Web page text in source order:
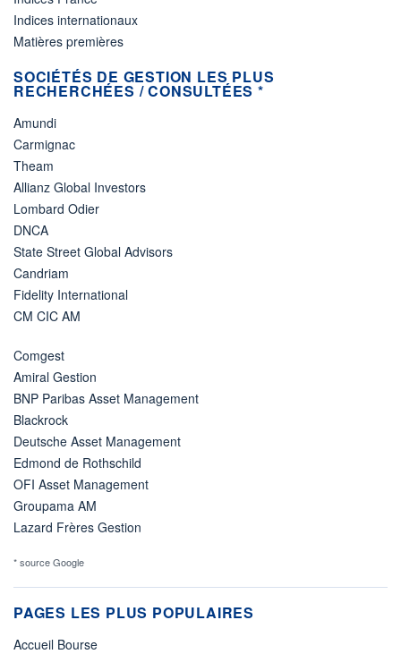
Indices internationaux
Matières premières
SOCIÉTÉS DE GESTION LES PLUS
RECHERCHÉES / CONSULTÉES *
Amundi
Carmignac
Theam
Allianz Global Investors
Lombard Odier
DNCA
State Street Global Advisors
Candriam
Fidelity International
CM CIC AM
Comgest
Amiral Gestion
BNP Paribas Asset Management
Blackrock
Deutsche Asset Management
Edmond de Rothschild
OFI Asset Management
Groupama AM
Lazard Frères Gestion
* source Google
PAGES LES PLUS POPULAIRES
Accueil Bourse